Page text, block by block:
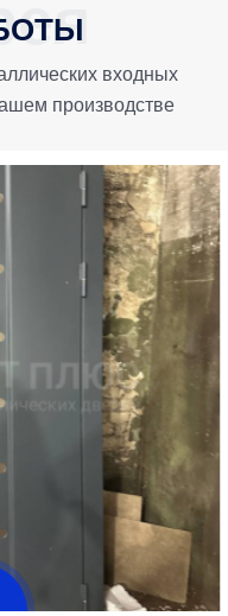
входных
производстве